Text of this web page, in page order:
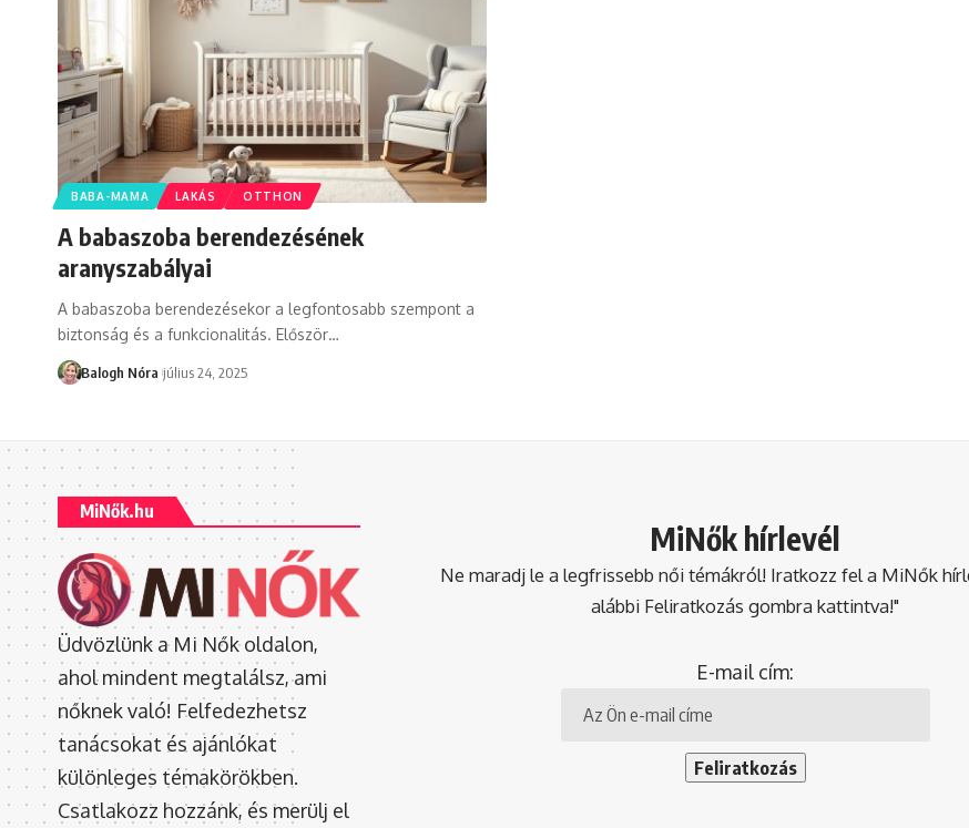
BABA-MAMA LAKÁS OTTHON
A babaszoba berendezésének
aranyszabályai
A babaszoba berendezésekor a legfontosabb szempont a
biztonság és a funkcionalitás. Először…
Balogh Nóra július 24, 2025
MiNők.hu
Üdvözlünk a Mi Nők oldalon,
ahol mindent megtalálsz, ami
nőknek való! Felfedezhetsz
tanácsokat és ajánlókat
különleges témakörökben.
Csatlakozz hozzánk, és merülj el
MiNők hírlevél
Ne maradj le a legfrissebb női témákról! Iratkozz fel a MiNők
alábbi Feliratkozás gombra kattintva!"
E-mail cím: